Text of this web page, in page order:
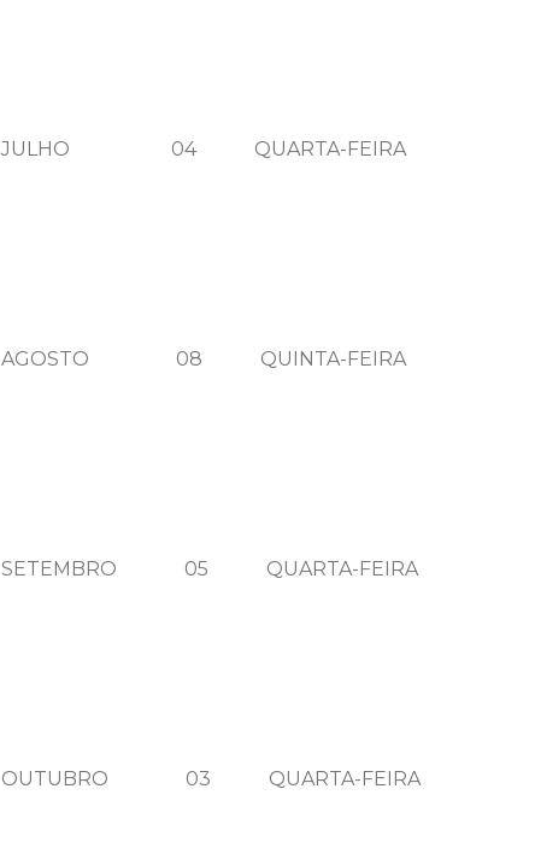
JULHO 04 QUARTA-FEIRA
AGOSTO 08 QUINTA-FEIRA
SETEMBRO 05 QUARTA-FEIRA
OUTUBRO 03 QUARTA-FEIRA